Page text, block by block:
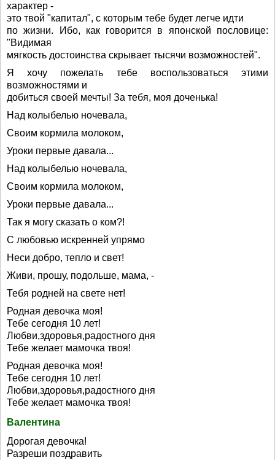
характер -
это твой "капитал", с которым тебе будет легче идти
по жизни. Ибо, как говорится в японской пословице:
"Видимая
мягкость достоинства скрывает тысячи возможностей".
Я хочу пожелать тебе воспользоваться этими
возможностями и
добиться своей мечты! За тебя, моя доченька!
Над колыбелью ночевала,
Своим кормила молоком,
Уроки первые давала...
Над колыбелью ночевала,
Своим кормила молоком,
Уроки первые давала...
Так я могу сказать о ком?!
С любовью искренней упрямо
Неси добро, тепло и свет!
Живи, прошу, подольше, мама, -
Тебя родней на свете нет!
Родная девочка моя!
Тебе сегодня 10 лет!
Любви,здоровья,радостного дня
Тебе желает мамочка твоя!
Родная девочка моя!
Тебе сегодня 10 лет!
Любви,здоровья,радостного дня
Тебе желает мамочка твоя!
Валентина
Дорогая девочка!
Разреши поздравить